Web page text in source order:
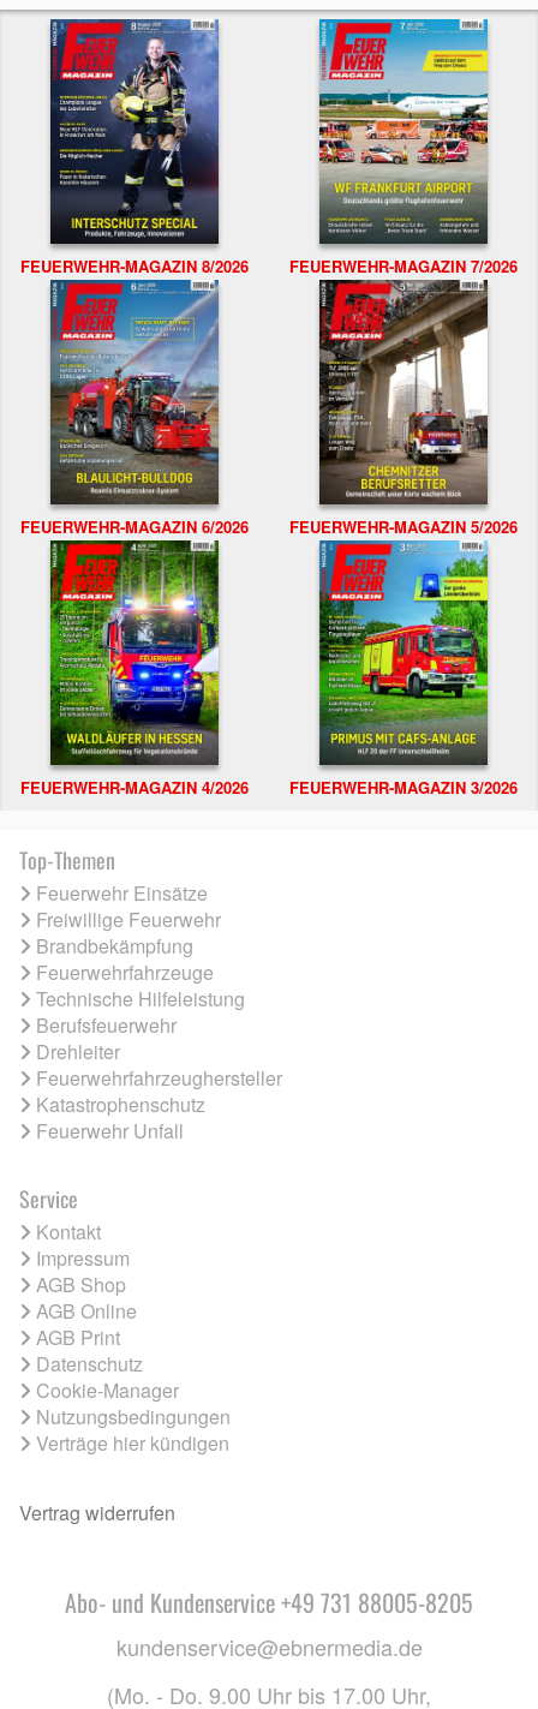
FEUERWEHR-MAGAZIN 8/2026 FEUERWEHR-MAGAZIN 7/2026
FEUERWEHR-MAGAZIN 6/2026 FEUERWEHR-MAGAZIN 5/2026
FEUERWEHR-MAGAZIN 4/2026 FEUERWEHR-MAGAZIN 3/2026
Top-Themen
Feuerwehr Einsätze
Freiwillige Feuerwehr
Brandbekämpfung
Feuerwehrfahrzeuge
Technische Hilfeleistung
Berufsfeuerwehr
Drehleiter
Feuerwehrfahrzeughersteller
Katastrophenschutz
Feuerwehr Unfall
Service
Kontakt
Impressum
AGB Shop
AGB Online
AGB Print
Datenschutz
Cookie-Manager
Nutzungsbedingungen
Verträge hier kündigen
Vertrag widerrufen
Abo- und Kundenservice +49 731 88005-8205
kundenservice@ebnermedia.de
(Mo. - Do. 9.00 Uhr bis 17.00 Uhr,